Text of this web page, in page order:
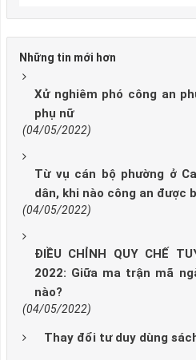
Những tin mới hơn
Xử nghiêm phó công an
phụ nữ
(04/05/2022)
Từ vụ cán bộ phường ở
dân, khi nào công an được
(04/05/2022)
ĐIỀU CHỈNH QUY CHẾ
2022: Giữa ma trận mã
nào?
(04/05/2022)
Thay đổi tư duy dùng